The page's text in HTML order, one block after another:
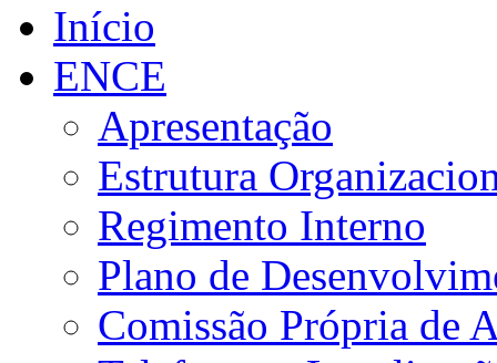
Início
ENCE
Apresentação
Estrutura
Regimento Interno
Plano de
Comissão Própria de